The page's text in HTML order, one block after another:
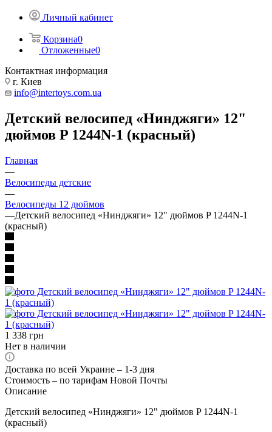
Личный кабинет
Корзина0
Отложенные0
Контактная информация
г. Киев
info@intertoys.com.ua
Детский велосипед «Нинджяги» 12"
дюймов P 1244N-1 (красный)
Главная
—
Велосипеды детские
—
Велосипеды 12 дюймов
—Детский велосипед «Нинджяги» 12" дюймов P 1244N-1
(красный)
1 338 грн
Нет в наличии
Доставка по всей Украине – 1-3 дня
Стоимость – по тарифам Новой Почты
Описание
Детский велосипед «Нинджяги» 12" дюймов P 1244N-1
(красный)